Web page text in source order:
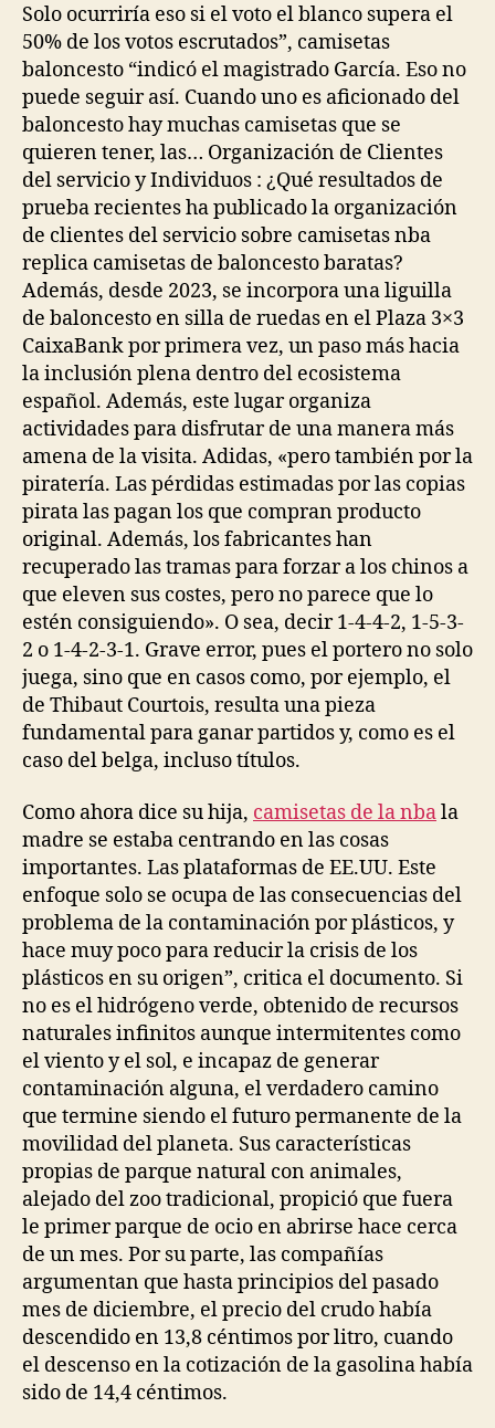
Solo ocurriría eso si el voto el blanco supera el
50% de los votos escrutados”, camisetas
baloncesto “indicó el magistrado García. Eso no
puede seguir así. Cuando uno es aficionado del
baloncesto hay muchas camisetas que se
quieren tener, las… Organización de Clientes
del servicio y Individuos : ¿Qué resultados de
prueba recientes ha publicado la organización
de clientes del servicio sobre camisetas nba
replica camisetas de baloncesto baratas?
Además, desde 2023, se incorpora una liguilla
de baloncesto en silla de ruedas en el Plaza 3×3
CaixaBank por primera vez, un paso más hacia
la inclusión plena dentro del ecosistema
español. Además, este lugar organiza
actividades para disfrutar de una manera más
amena de la visita. Adidas, «pero también por la
piratería. Las pérdidas estimadas por las copias
pirata las pagan los que compran producto
original. Además, los fabricantes han
recuperado las tramas para forzar a los chinos a
que eleven sus costes, pero no parece que lo
estén consiguiendo». O sea, decir 1-4-4-2, 1-5-3-
2 o 1-4-2-3-1. Grave error, pues el portero no solo
juega, sino que en casos como, por ejemplo, el
de Thibaut Courtois, resulta una pieza
fundamental para ganar partidos y, como es el
caso del belga, incluso títulos.
Como ahora dice su hija, camisetas de la nbala
madre se estaba centrando en las cosas
importantes. Las plataformas de EE.UU. Este
enfoque solo se ocupa de las consecuencias del
problema de la contaminación por plásticos, y
hace muy poco para reducir la crisis de los
plásticos en su origen”, critica el documento. Si
no es el hidrógeno verde, obtenido de recursos
naturales infinitos aunque intermitentes como
el viento y el sol, e incapaz de generar
contaminación alguna, el verdadero camino
que termine siendo el futuro permanente de la
movilidad del planeta. Sus características
propias de parque natural con animales,
alejado del zoo tradicional, propició que fuera
le primer parque de ocio en abrirse hace cerca
de un mes. Por su parte, las compañías
argumentan que hasta principios del pasado
mes de diciembre, el precio del crudo había
descendido en 13,8 céntimos por litro, cuando
el descenso en la cotización de la gasolina había
sido de 14,4 céntimos.